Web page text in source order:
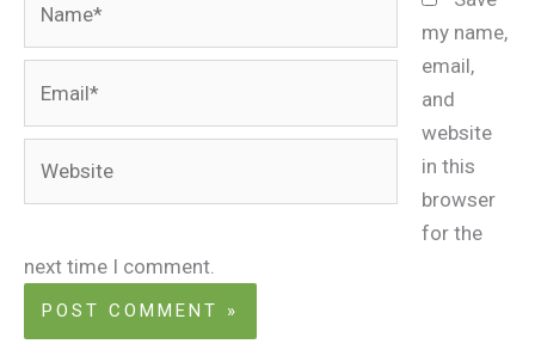
my name,
email,
and
website
in this
browser
for the
next time I comment.